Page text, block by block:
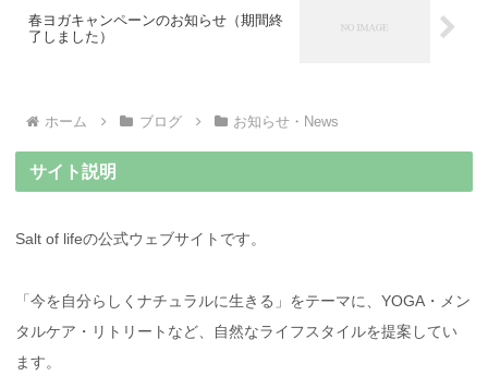
春ヨガキャンペーンのお知らせ（期間終
了しました）
ホーム ブログ お知らせ・News
サイト説明
Salt of lifeの公式ウェブサイトです。
「今を自分らしくナチュラルに生きる」をテーマに、YOGA・メン
タルケア・リトリートなど、自然なライフスタイルを提案してい
ます。